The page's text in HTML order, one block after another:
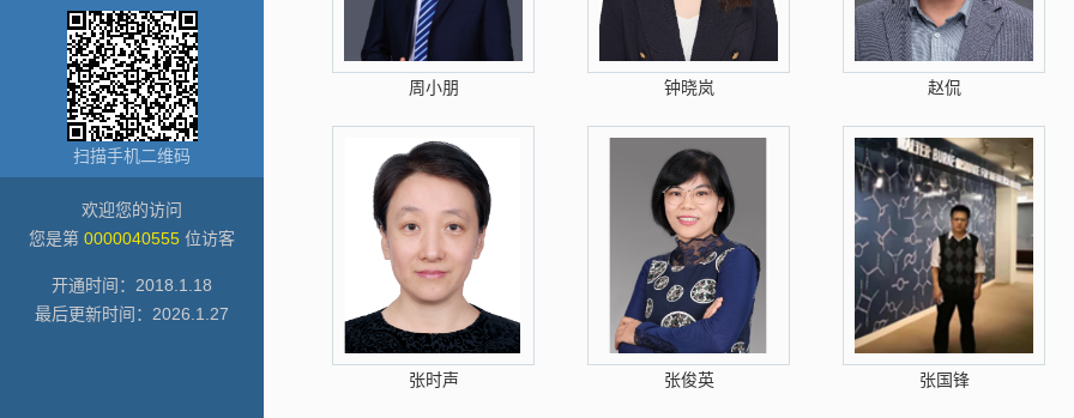
扫描手机二维码
欢迎您的访问
您是第 0000040555 位访客
开通时间： 2018 1 18
最后更新时间： 2026 1 27
周小朋 钟晓岚 赵侃
张时声 张俊英 张国锋